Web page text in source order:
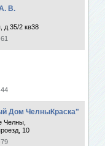
В.
д 35/2 кв38
Дом ЧелныКраска"
Челны,
10